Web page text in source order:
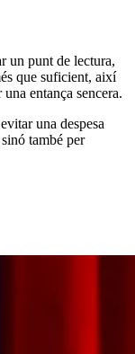
un punt de lectura,
que suficient, així
entança sencera.
una despesa
també per